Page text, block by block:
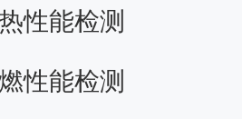
性能检测
性能检测